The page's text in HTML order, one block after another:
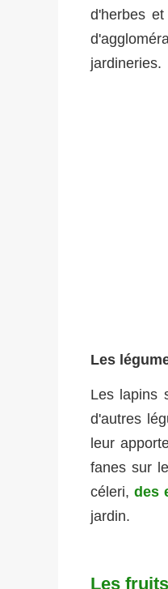
d'herbes
jardineries.
Les
Les lapins
d'autres
leur
fanes sur
céleri,des
jardin.
Les fruits